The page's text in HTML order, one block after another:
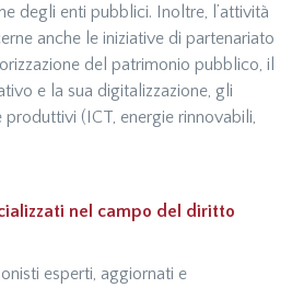
degli enti pubblici. Inoltre, l’attività
anche le iniziative di partenariato
del patrimonio pubblico, il
e la sua digitalizzazione, gli
(ICT, energie rinnovabili,
nel campo del diritto
esperti, aggiornati e